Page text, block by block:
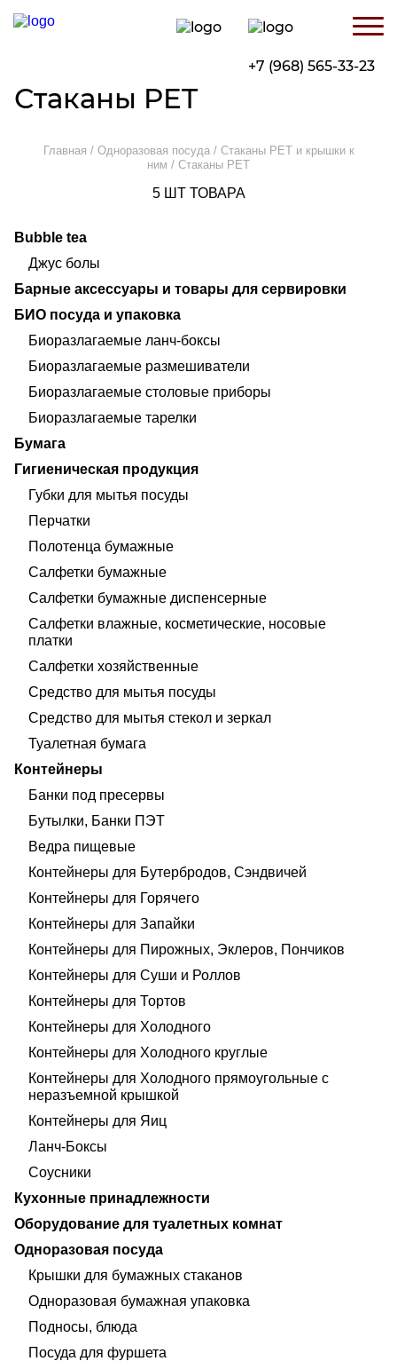
+7 (968) 565-33-23
Стаканы PET
Главная / Одноразовая посуда/ Стаканы PET и крышки к
ним / Стаканы PET
5ШТ ТОВАРА
Bubble tea
Джус болы
Барные аксессуары и товары для сервировки
БИО посуда и упаковка
Биоразлагаемые ланч-боксы
Биоразлагаемые размешиватели
Биоразлагаемые столовые приборы
Биоразлагаемые тарелки
Бумага
Гигиеническая продукция
Губки для мытья посуды
Перчатки
Полотенца бумажные
Салфетки бумажные
Салфетки бумажные диспенсерные
Салфетки влажные, косметические, носовые
платки
Салфетки хозяйственные
Средство для мытья посуды
Средство для мытья стекол и зеркал
Туалетная бумага
Контейнеры
Банки под пресервы
Бутылки, Банки ПЭТ
Ведра пищевые
Контейнеры для Бутербродов, Сэндвичей
Контейнеры для Горячего
Контейнеры для Запайки
Контейнеры для Пирожных, Эклеров, Пончиков
Контейнеры для Суши и Роллов
Контейнеры для Тортов
Контейнеры для Холодного
Контейнеры для Холодного круглые
Контейнеры для Холодного прямоугольные с
неразъемной крышкой
Контейнеры для Яиц
Ланч-Боксы
Соусники
Кухонные принадлежности
Оборудование для туалетных комнат
Одноразовая посуда
Крышки для бумажных стаканов
Одноразовая бумажная упаковка
Подносы, блюда
Посуда для фуршета